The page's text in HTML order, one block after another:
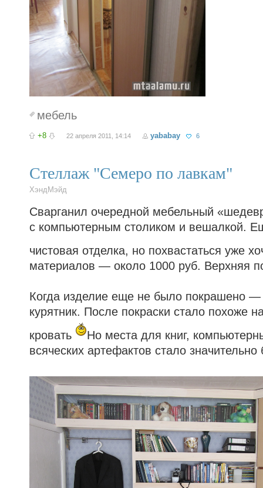
мебель
+8 22 апреля 2011, 14:14 yababay 6
Стеллаж "Семеро по лавкам"
ХэндМэйд
Сварганил очередной мебельный
с компьютерным столиком и вешалкой.
чистовая отделка, но похвастаться уже
материалов — около 1000 руб. Верхняя
Когда изделие еще не было покрашено —
курятник. После покраски стало похоже
кровать
Но места для книг,
всяческих артефактов стало